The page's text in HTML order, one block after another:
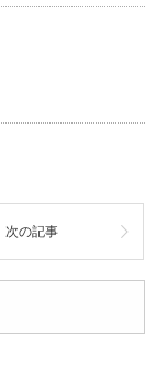
次の記事